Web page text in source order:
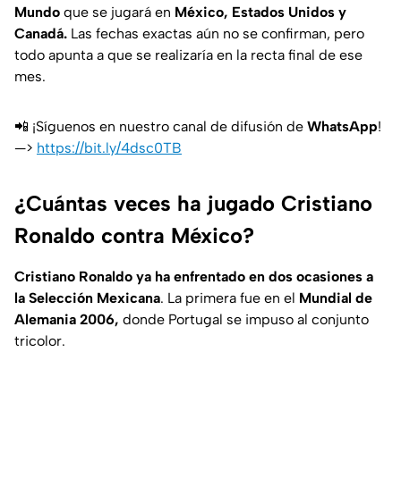
Mundo que se jugará en México, Estados Unidos y
Canadá. Las fechas exactas aún no se confirman, pero
todo apunta a que se realizaría en la recta final de ese
mes.
📲 ¡Síguenos en nuestro canal de difusión de WhatsApp!
—> https://bit.ly/4dsc0TB
¿Cuántas veces ha jugado Cristiano
Ronaldo contra México?
Cristiano Ronaldo ya ha enfrentado en dos ocasiones a
la Selección Mexicana. La primera fue en el Mundial de
Alemania 2006, donde Portugal se impuso al conjunto
tricolor.